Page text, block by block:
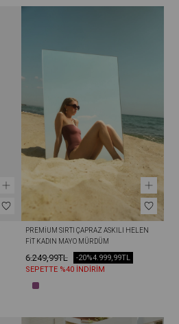
PREMIUM SIRTI ÇAPRAZ ASKILI HELEN
FIT KADIN MAYO MÜRDÜM
6.249,99TL 4.999,99TL
-20%
SEPETTE %40 İNDİRİM